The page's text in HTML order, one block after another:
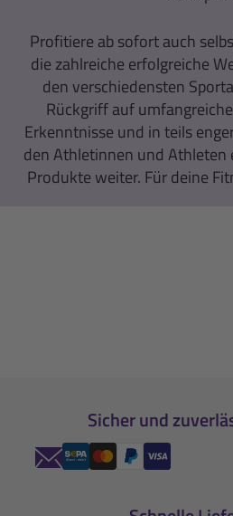
Profitiere ab sofort auch
die zahlreiche erfolgreiche
den verschiedensten
Rückgriff auf
Erkenntnisse und in teils
den Athletinnen und
Produkte weiter. Für deine
Sicher und